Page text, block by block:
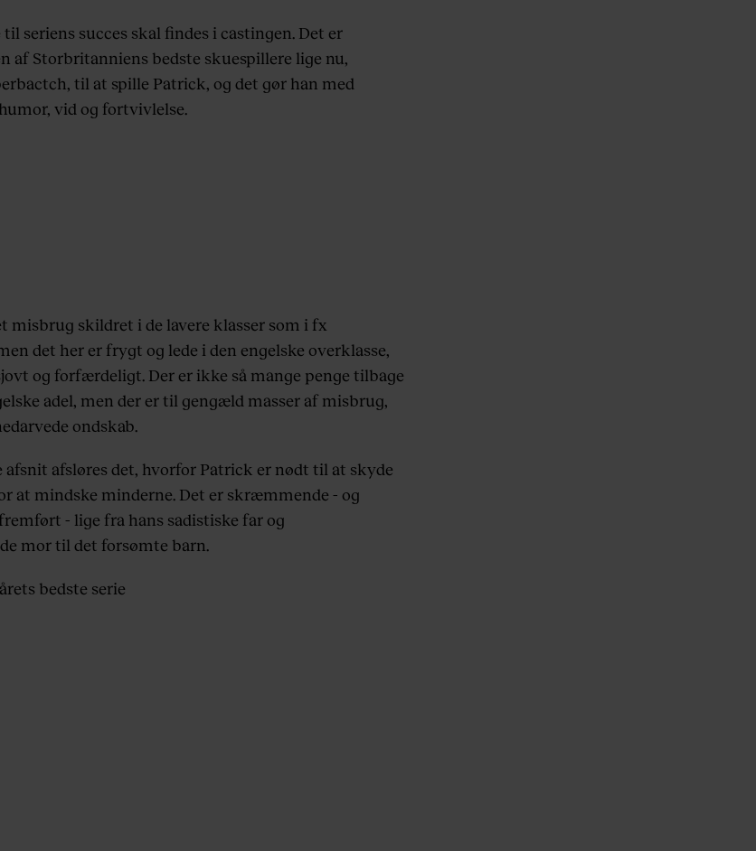
til seriens succes skal findes i castingen. Det er
af Storbritanniens bedste skuespillere lige nu,
til at spille Patrick, og det gør han med
vid og fortvivlelse.
misbrug skildret i de lavere klasser som i fx
det her er frygt og lede i den engelske overklasse,
og forfærdeligt. Der er ikke så mange penge tilbage
adel, men der er til gengæld masser af misbrug,
ondskab.
afsnit afsløres det, hvorfor Patrick er nødt til at skyde
at mindske minderne. Det er skræmmende - og
- lige fra hans sadistiske far og
mor til det forsømte barn.
bedste serie